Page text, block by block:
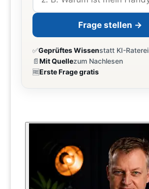
Frage stellen →
✅Geprüftes Wissenstatt KI-Raterei
📄Mit Quellezum Nachlesen
🆓Erste Frage gratis